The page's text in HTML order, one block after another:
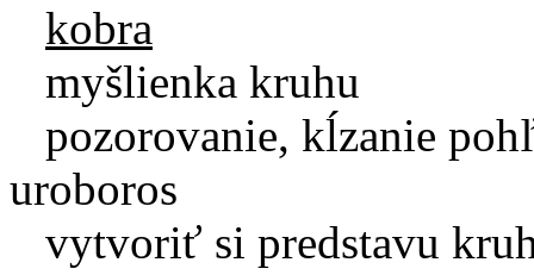
kobra
myšlienka kruhu
pozorovanie, kĺzanie
uroboros
vytvoriť si predstavu